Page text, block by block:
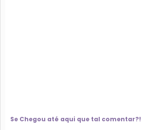
Se Chegou até aqui que tal comentar?!